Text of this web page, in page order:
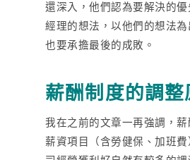
還深入，他們認為要解決的
經理的想法，以他們的想法
也要承擔最後的成敗。
薪酬制度的調整
我在之前的文章一再強調，
薪資項目（含勞健保、加班